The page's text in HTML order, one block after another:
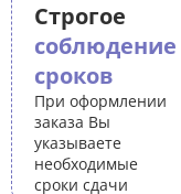
Строгое
соблюдение
сроков
При оформлении
заказа Вы
указываете
необходимые
сроки сдачи